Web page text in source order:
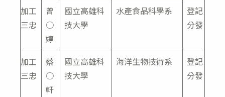
加工
三忠
曾
○
婷
國立高雄科
技大學
水產食品科學系
登記
分發
加工
三忠
蔡
○
軒
國立高雄科
技大學
海洋生物技術系
登記
分發